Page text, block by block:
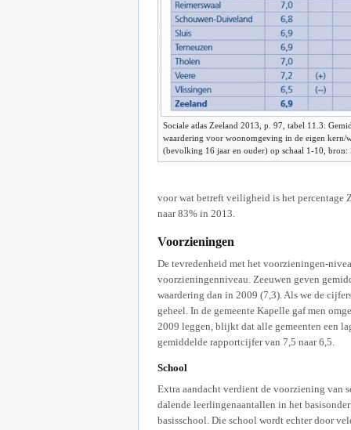
Sociale atlas Zeeland 2013, p. 97, tabel 11.3:
waardering voor woonomgeving in de eigen kern/
(bevolking 16 jaar en ouder) op schaal 1-10, bron:
voor wat betreft veiligheid is het percentage
naar 83% in 2013.
Voorzieningen
De tevredenheid met het voorzieningen-
voorzieningenniveau. Zeeuwen geven
waardering dan in 2009 (7,3). Als we de
geheel. In de gemeente Kapelle gaf men
2009 leggen, blijkt dat alle gemeenten een
gemiddelde rapportcijfer van 7,5 naar 6,5.
School
Extra aandacht verdient de voorziening van
dalende leerlingenaantallen in het
basisschool. Die school wordt echter door